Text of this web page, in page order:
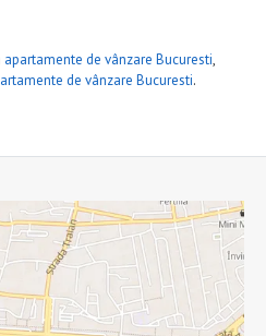
apartamente de vânzare Bucuresti,
de vânzare Bucuresti.